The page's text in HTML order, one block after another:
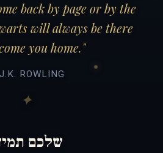
back by page or by the
will always be there
you home."
ROWLING
שלכם